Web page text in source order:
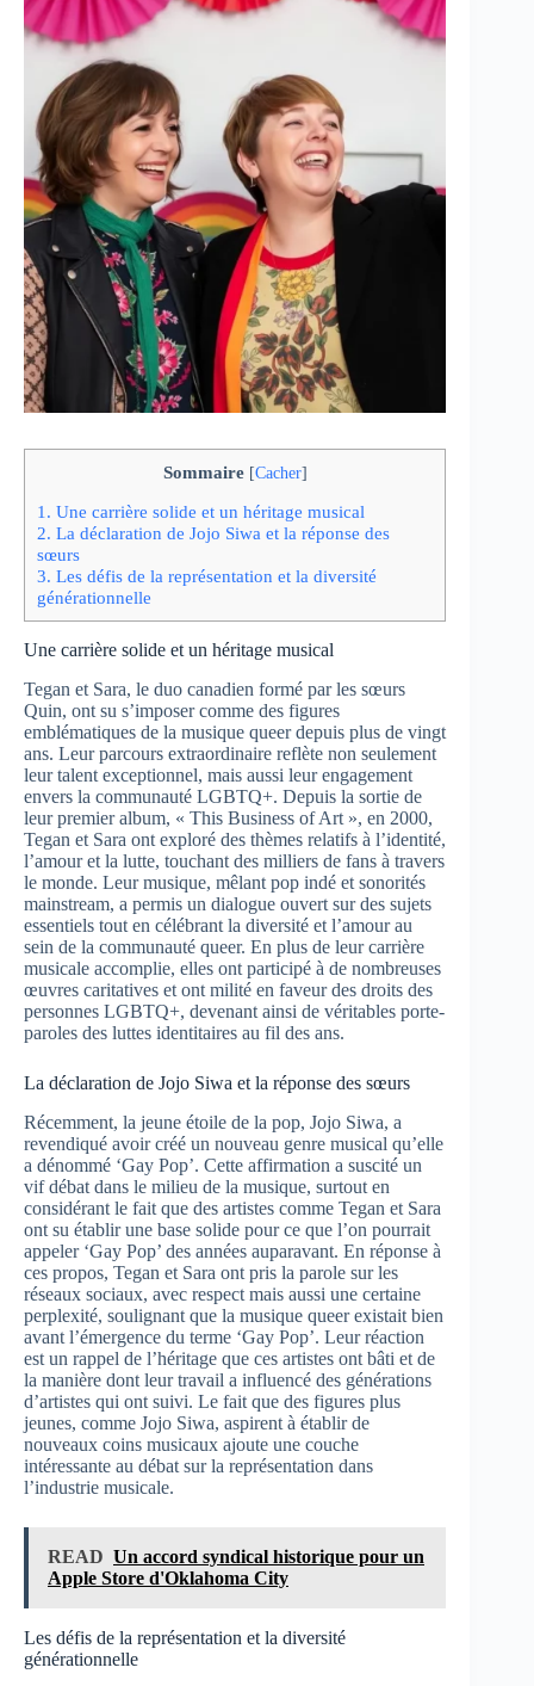
Sommaire [Cacher]
1. Une carrière solide et un héritage musical
2. La déclaration de Jojo Siwa et la réponse des
sœurs
3. Les défis de la représentation et la diversité
générationnelle
Une carrière solide et un héritage musical
Tegan et Sara, le duo canadien formé par les sœurs
Quin, ont su s’imposer comme des figures
emblématiques de la musique queer depuis plus de vingt
ans. Leur parcours extraordinaire reflète non seulement
leur talent exceptionnel, mais aussi leur engagement
envers la communauté LGBTQ+. Depuis la sortie de
leur premier album, « This Business of Art », en 2000,
Tegan et Sara ont exploré des thèmes relatifs à l’identité,
l’amour et la lutte, touchant des milliers de fans à travers
le monde. Leur musique, mêlant pop indé et sonorités
mainstream, a permis un dialogue ouvert sur des sujets
essentiels tout en célébrant la diversité et l’amour au
sein de la communauté queer. En plus de leur carrière
musicale accomplie, elles ont participé à de nombreuses
œuvres caritatives et ont milité en faveur des droits des
personnes LGBTQ+, devenant ainsi de véritables porte-
paroles des luttes identitaires au fil des ans.
La déclaration de Jojo Siwa et la réponse des sœurs
Récemment, la jeune étoile de la pop, Jojo Siwa, a
revendiqué avoir créé un nouveau genre musical qu’elle
a dénommé ‘Gay Pop’. Cette affirmation a suscité un
vif débat dans le milieu de la musique, surtout en
considérant le fait que des artistes comme Tegan et Sara
ont su établir une base solide pour ce que l’on pourrait
appeler ‘Gay Pop’ des années auparavant. En réponse à
ces propos, Tegan et Sara ont pris la parole sur les
réseaux sociaux, avec respect mais aussi une certaine
perplexité, soulignant que la musique queer existait bien
avant l’émergence du terme ‘Gay Pop’. Leur réaction
est un rappel de l’héritage que ces artistes ont bâti et de
la manière dont leur travail a influencé des générations
d’artistes qui ont suivi. Le fait que des figures plus
jeunes, comme Jojo Siwa, aspirent à établir de
nouveaux coins musicaux ajoute une couche
intéressante au débat sur la représentation dans
l’industrie musicale.
READ Un accord syndical historique pour un
Apple Store d'Oklahoma City
Les défis de la représentation et la diversité
générationnelle